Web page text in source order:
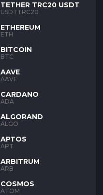
TETHER TRC20 USDT
USDTTRC20
ETHEREUM
ETH
BITCOIN
BTC
AAVE
AAVE
CARDANO
ADA
ALGORAND
ALGO
APTOS
APT
ARBITRUM
ARB
COSMOS
ATOM